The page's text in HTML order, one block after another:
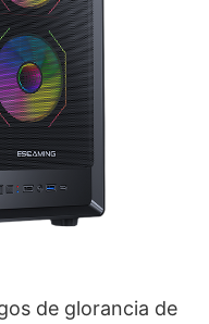
de glorancia de